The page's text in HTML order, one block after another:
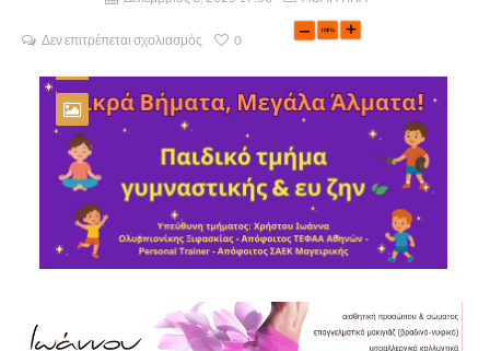
Δεν επιτρέπεται σχολιασμός 0